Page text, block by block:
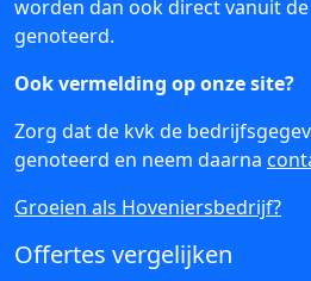
worden dan ook direct vanuit de
genoteerd.
Ook vermelding op onze site?
Zorg dat de kvk de
genoteerd en neem daarna
Groeien als Hoveniersbedrijf?
Offertes vergelijken